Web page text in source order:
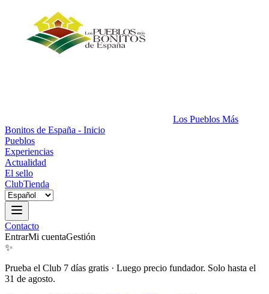
Los Pueblos Más
Bonitos de España - Inicio
Pueblos
Experiencias
Actualidad
El sello
ClubTienda
Contacto
EntrarMi cuentaGestión
✨
Prueba el Club 7 días gratis · Luego precio fundador. Solo hasta el
31 de agosto.